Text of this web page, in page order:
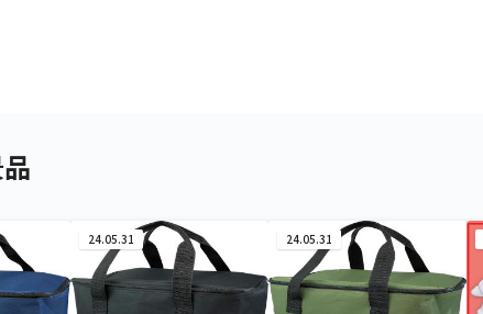
24.05.31 24.05.31